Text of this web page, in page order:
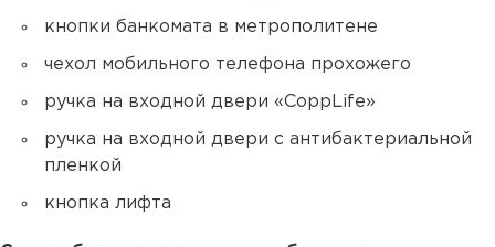
кнопки банкомата в метрополитене
чехол мобильного телефона прохожего
ручка на входной двери «CoppLife»
ручка на входной двери с антибактериальной
пленкой
кнопка лифта